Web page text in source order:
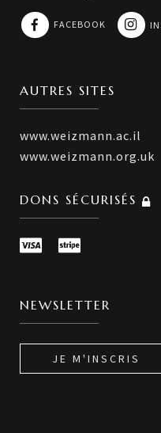
FACEBOOK
AUTRES SITES
www.weizmann.ac.il
www.weizmann.org.uk
DONS SÉCURISÉS
NEWSLETTER
JE M'INSCRIS